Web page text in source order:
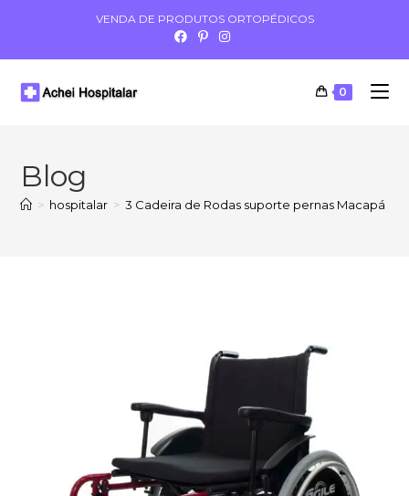
VENDA DE PRODUTOS ORTOPÉDICOS
0
Blog
> hospitalar > 3 Cadeira de Rodas suporte pernas Macapá